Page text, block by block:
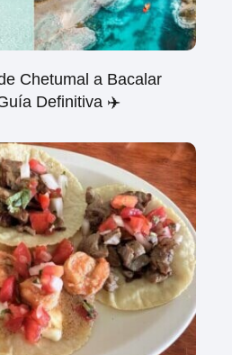
Chetumal a Bacalar
Definitiva ✈️